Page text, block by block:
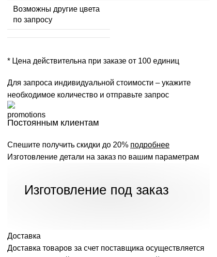
Возможны другие цвета
по запросу
* Цена действительна при заказе от 100 единиц
Для запроса индивидуальной стоимости – укажите
необходимое количество и отправьте запрос
Постоянным клиентам
Спешите получить скидки до 20% подробнее
Изготовление детали на заказ по вашим параметрам
Изготовление под заказ
Доставка
Доставка товаров за счет поставщика осуществляется